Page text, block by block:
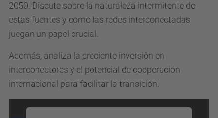
2050. Discute sobre la naturaleza intermitente de
estas fuentes y como las redes interconectadas
juegan un papel crucial.
Además, analiza la creciente inversión en
interconectores y el potencial de cooperación
internacional para facilitar la transición.